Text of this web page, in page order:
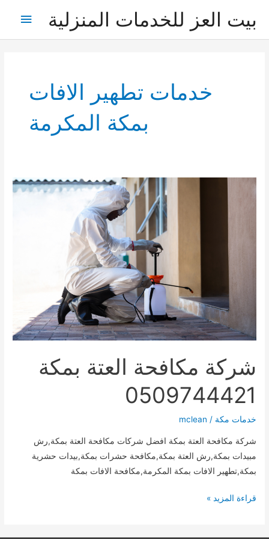
بيت العز للخدمات المنزلية
خدمات تطهير الافات
بمكة المكرمة
شركة مكافحة العتة بمكة
0509744421
خدمات مكة /
mclean
شركة مكافحة العتة بمكة افضل شركات مكافحة العتة بمكة,رش
مبيدات بمكة,رش العتة بمكة,مكافحة حشرات بمكة,بيدات حشرية
بمكة,تطهير الافات بمكة المكرمة,مكافحة الافات بمكة
شركة
قراءة المزيد »